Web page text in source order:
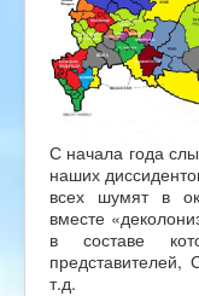
С начала года
наших
всех шумят в
вместе
в составе
т.д.